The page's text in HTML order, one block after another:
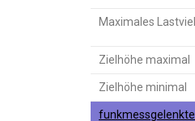
Maximales
Zielhöhe maximal
Zielhöhe minimal